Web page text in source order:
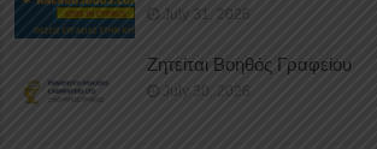
July 31, 2026
Ζητείται Βοηθός Γραφείου
July 30, 2026